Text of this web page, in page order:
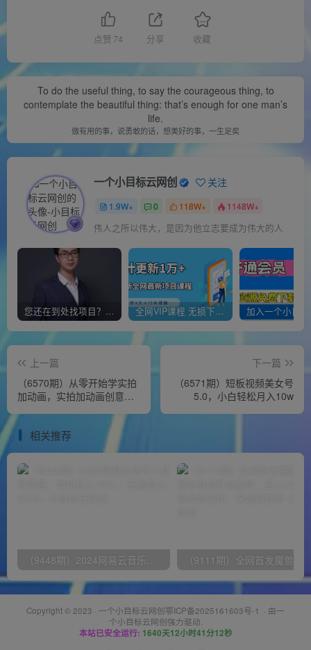
点赞 74 分享 收藏
To do the useful thing, to say the courageous thing, to
contemplate the beautiful thing: that’s enough for one man’s
life.
做有用的事，说勇敢的话，想美好的事，一生足矣
一个小目标云网创 关注
1.9W+ 0 118W+ 1148W+
伟人之所以伟大，是因为他立志要成为伟大的人
您还在到处找项目？还在当韭菜？我靠经营“一个小目标网创商城”年入百W+，曾经我也负债累累! 全网VIP课程 无损下载~
上一篇
（6570期）从零开始学实拍
加动画，实拍加动画创意教
下一篇
（6571期）短板视频美女号
5.0，小白轻松月入10w
相关推荐
Copyright © 2023 · 一个小目标云网创鄂ICP备2025161603号-1 · 由一
个小目标云网创强力驱动.
本站已安全运行: 1640天12小时41分12秒